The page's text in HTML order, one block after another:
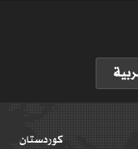
کوردستان